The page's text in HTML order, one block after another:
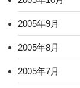
2005年9月
2005年8月
2005年7月